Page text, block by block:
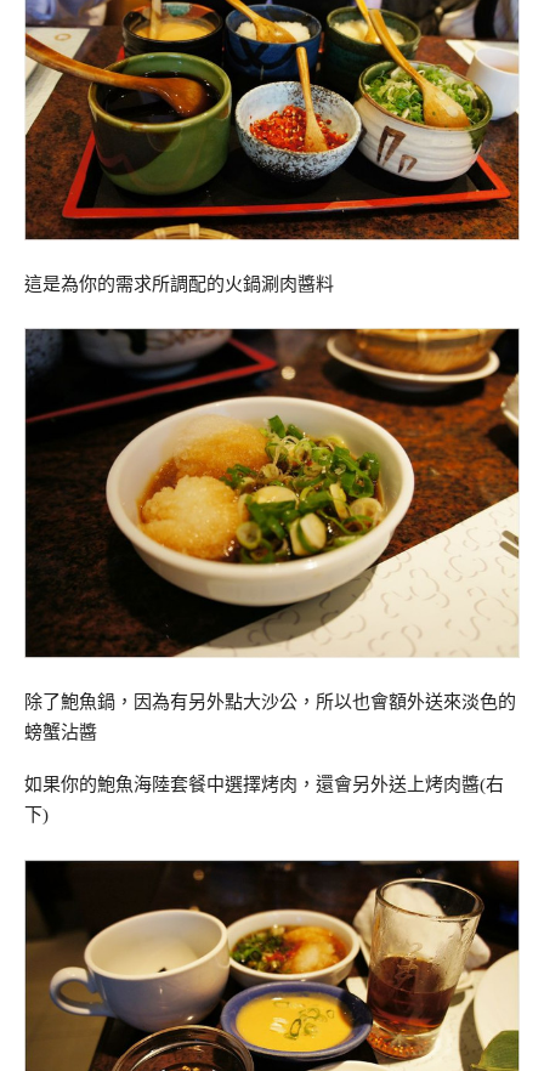
這是為你的需求所調配的火鍋涮肉醬料
除了鮑魚鍋，因為有另外點大沙公，所以也會額外送來淡色的
螃蟹沾醬
如果你的鮑魚海陸套餐中選擇烤肉，還會另外送上烤肉醬(右
下)